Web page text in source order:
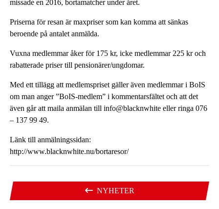
missade en 2016, bortamatcher under året.
Priserna för resan är maxpriser som kan komma att sänkas
beroende på antalet anmälda.
Vuxna medlemmar åker för 175 kr, icke medlemmar 225 kr och
rabatterade priser till pensionärer/ungdomar.
Med ett tillägg att medlemspriset gäller även medlemmar i BoIS
om man anger ”BoIS-medlem” i kommentarsfältet och att det
även går att maila anmälan till info@blacknwhite eller ringa 076
– 137 99 49.
Länk till anmälningssidan:
http://www.blacknwhite.nu/bortaresor/
NYHETER